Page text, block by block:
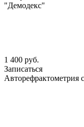
"Демодекс"
1 400 руб.
Записаться